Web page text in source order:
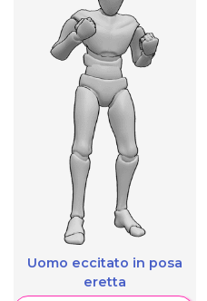
Uomo eccitato in posa
eretta